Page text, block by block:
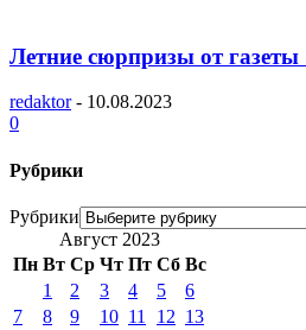
Летние сюрпризы от газеты
redaktor - 10.08.2023
0
Рубрики
Рубрики
Август 2023
Пн Вт Ср Чт Пт Сб Вс
1
2 3 4 5
6
7
8 9 10 11 12 13